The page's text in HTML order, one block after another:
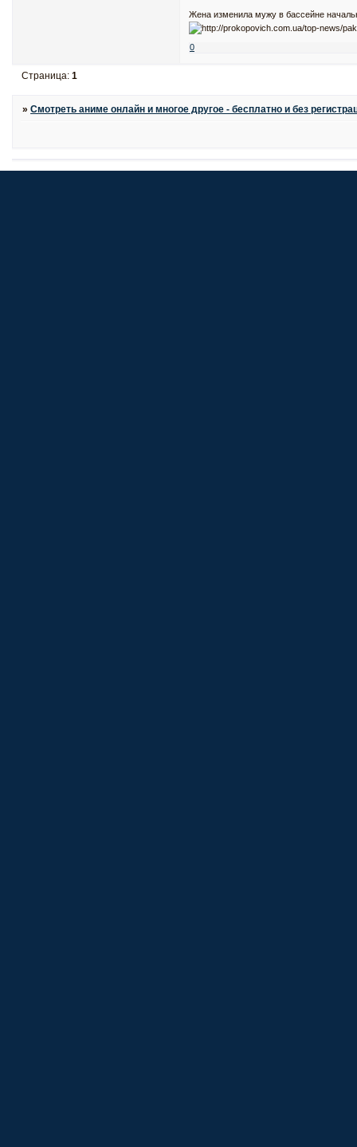
Жена изменила мужу в бассейне
0
Страница:1
»Смотреть аниме онлайн и многое другое - бесплатно и без